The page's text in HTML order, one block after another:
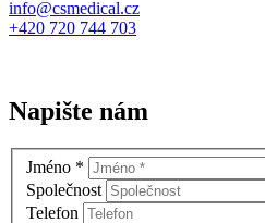
info@csmedical.cz
+420 720 744 703
Napište nám
Jméno *
Společnost
Telefon